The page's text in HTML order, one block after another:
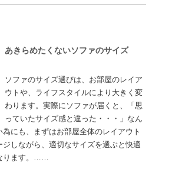
あきらめたくないソファのサイズ
ソファのサイズ選びは、お部屋のレイア
ウトや、ライフスタイルにより大きく変
わります。実際にソファが届くと、「思
っていたサイズ感と違った・・・」なん
にも、まずはお部屋全体のレイアウト
ジしながら、適切なサイズを選ぶと快適
ります。……